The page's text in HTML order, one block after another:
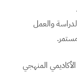
والعمل
المنهجي